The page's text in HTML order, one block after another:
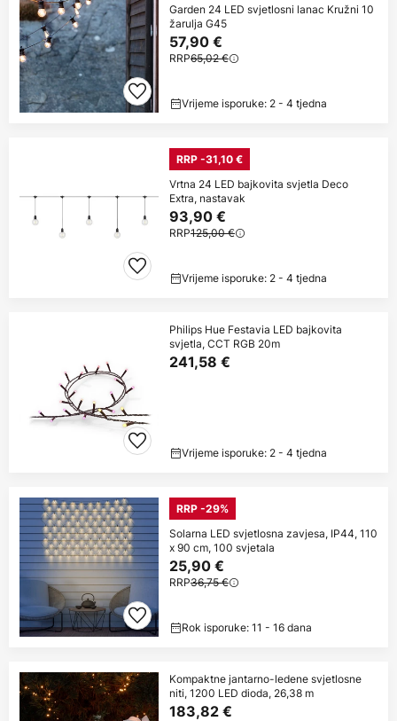
Garden 24 LED svjetlosni lanac Kružni 10
žarulja G45
57,90 €
RRP65,02 €
Vrijeme isporuke: 2 - 4 tjedna
RRP -31,10 €
Vrtna 24 LED bajkovita svjetla Deco
Extra, nastavak
93,90 €
RRP125,00 €
Vrijeme isporuke: 2 - 4 tjedna
Philips Hue Festavia LED bajkovita
svjetla, CCT RGB 20m
241,58 €
Vrijeme isporuke: 2 - 4 tjedna
RRP -29%
Solarna LED svjetlosna zavjesa, IP44, 110
x 90 cm, 100 svjetala
25,90 €
RRP36,75 €
Rok isporuke: 11 - 16 dana
Kompaktne jantarno-ledene svjetlosne
niti, 1200 LED dioda, 26,38 m
183,82 €